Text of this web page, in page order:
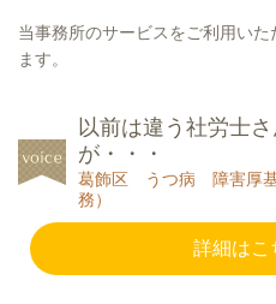
当事務所のサービスをご利用い
ます。
以前は違う社労士
が・・・
葛飾区 うつ病 障害厚
務）
詳細はこ